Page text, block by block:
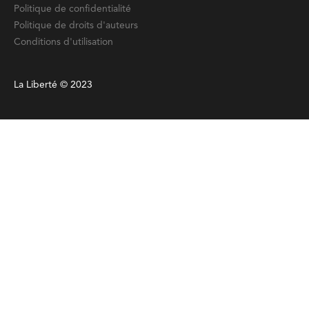
Politique de confidentialité
Politique de droits d'auteurs
Conditions d'utilisation
La Liberté © 2023